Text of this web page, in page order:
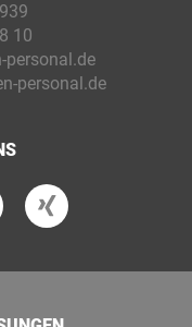
10
personal.de
personal.de